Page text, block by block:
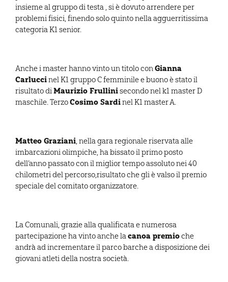
insieme al gruppo di testa , si è dovuto arrendere per
problemi fisici, finendo solo quinto nella agguerritissima
categoria K1 senior.
Anche i master hanno vinto un titolo conGianna
Carluccinel K1 gruppo C femminile e buono è stato il
risultato diMaurizio Frullinisecondo nel k1 master D
maschile. TerzoCosimo Sardinel K1 master A.
Matteo Graziani, nella gara regionale riservata alle
imbarcazioni olimpiche, ha bissato il primo posto
dell’anno passato con il miglior tempo assoluto nei 40
chilometri del percorso,risultato che gli è valso il premio
speciale del comitato organizzatore.
La Comunali, grazie alla qualificata e numerosa
partecipazione ha vinto anche lacanoa premioche
andrà ad incrementare il parco barche a disposizione dei
giovani atleti della nostra società.